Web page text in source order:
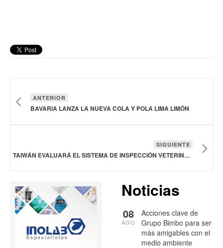
ANTERIOR
BAVARIA LANZA LA NUEVA COLA Y POLA LIMA LIMÓN
SIGUIENTE
TAIWÁN EVALUARÁ EL SISTEMA DE INSPECCIÓN VETERINARIO MEXICANO PARA LA EXPORTACIÓN DE CARNE DE CERDO
Noticias
Acciones clave de
Grupo Bimbo para ser
más amigables con el
medio ambiente
08
AGO